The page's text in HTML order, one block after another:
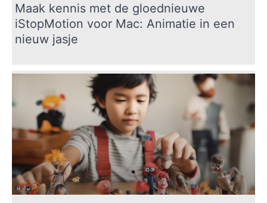
Maak kennis met de gloednieuwe
iStopMotion voor Mac: Animatie in een
nieuw jasje